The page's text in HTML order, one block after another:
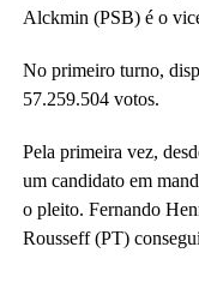
Alckmin (PSB) é o
No primeiro turno,
57.259.504 votos.
Pela primeira vez,
um candidato em
o pleito. Fernando
Rousseff (PT)